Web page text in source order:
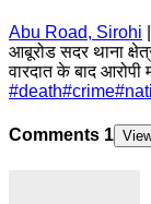
Abu Road, Sirohi
आबूरोड सदर थाना
वारदात के बाद
#death#crime#
Comments 1